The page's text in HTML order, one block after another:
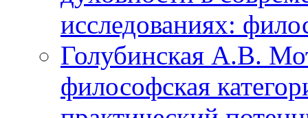
исследованиях:
Голубинская А.В.
философская